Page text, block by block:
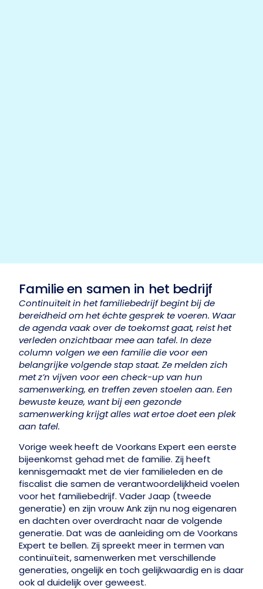
Familie en samen in het bedrijf
Continuïteit in het familiebedrijf begint bij de
bereidheid om het échte gesprek te voeren. Waar
de agenda vaak over de toekomst gaat, reist het
verleden onzichtbaar mee aan tafel. In deze
column volgen we een familie die voor een
belangrijke volgende stap staat. Ze melden zich
met z’n vijven voor een check-up van hun
samenwerking, en treffen zeven stoelen aan. Een
bewuste keuze, want bij een gezonde
samenwerking krijgt alles wat ertoe doet een plek
aan tafel.
Vorige week heeft de Voorkans Expert een eerste
bijeenkomst gehad met de familie. Zij heeft
kennisgemaakt met de vier familieleden en de
fiscalist die samen de verantwoordelijkheid voelen
voor het familiebedrijf. Vader Jaap (tweede
generatie) en zijn vrouw Ank zijn nu nog eigenaren
en dachten over overdracht naar de volgende
generatie. Dat was de aanleiding om de Voorkans
Expert te bellen. Zij spreekt meer in termen van
continuïteit, samenwerken met verschillende
generaties, ongelijk en toch gelijkwaardig en is daar
ook al duidelijk over geweest.